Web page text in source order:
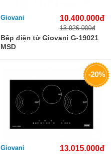
Giovani 10.400.000đ
13.926.000đ
Bếp điện từ Giovani G-19021
MSD
-20%
Giovani 13.015.000đ